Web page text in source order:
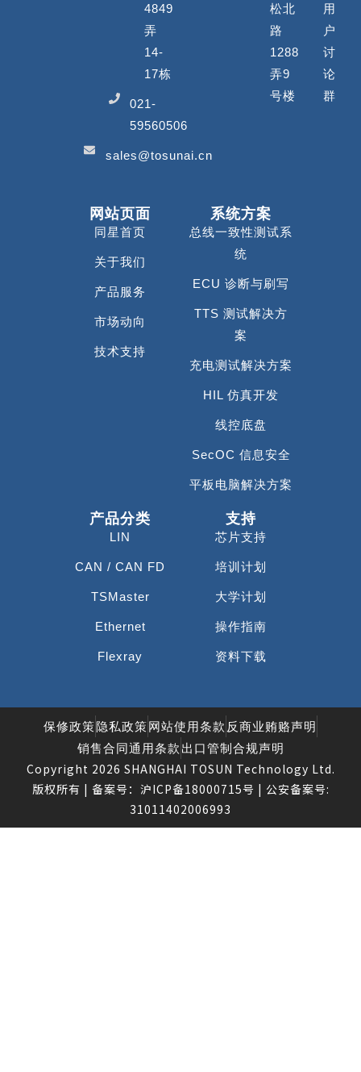
4849
弄
14-
17栋
021-
59560506
sales@tosunai.cn
松北
路
1288
弄9
号楼
用
户
讨
论
群
网站页面
同星首页
关于我们
产品服务
市场动向
技术支持
系统方案
总线一致性测试系
统
ECU 诊断与刷写
TTS 测试解决方
案
充电测试解决方案
HIL 仿真开发
线控底盘
SecOC 信息安全
平板电脑解决方案
产品分类
LIN
CAN / CAN FD
TSMaster
Ethernet
Flexray
支持
芯片支持
培训计划
大学计划
操作指南
资料下载
保修政策隐私政策网站使用条款 反商业贿赂声明
销售合同通用条款 出口管制合规声明
Copyright 2026 SHANGHAI TOSUN Technology Ltd.
版权所有 | 备案号： 沪ICP备18000715号 | 公安备案号:
31011402006993